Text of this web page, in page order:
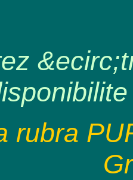
rubra